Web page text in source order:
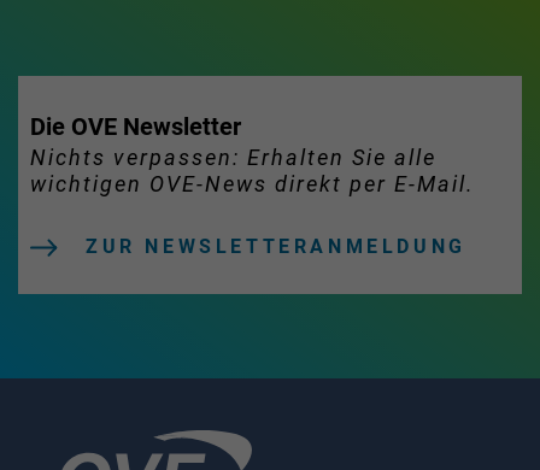
Die OVE Newsletter
Nichts verpassen: Erhalten Sie alle
wichtigen OVE-News direkt per E-Mail.
ZUR NEWSLETTERANMELDUNG